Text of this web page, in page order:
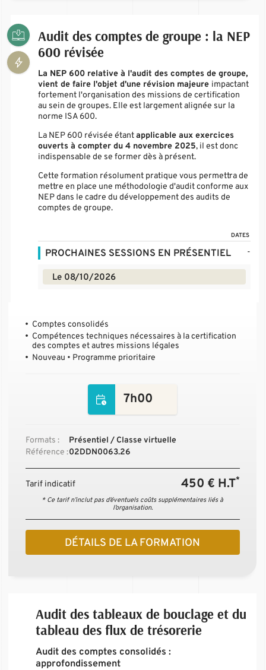
Audit des comptes de groupe : la NEP
600 révisée
La NEP 600 relative à l'audit des comptes de groupe,
vient de faire l'objet d'une révision majeure impactant
fortement l'organisation des missions de certification
au sein de groupes. Elle est largement alignée sur la
norme ISA 600.
La NEP 600 révisée étantapplicable aux exercices
ouverts à compter du 4 novembre 2025, il est donc
indispensable de se former dès à présent.
Cette formation résolument pratique vous permettra de
mettre en place une méthodologie d'audit conforme aux
NEP dans le cadre du développement des audits de
comptes de groupe.
DATES
PROCHAINES SESSIONS EN PRÉSENTIEL -
Le 08/10/2026
Comptes consolidés
Compétences techniques nécessaires à la certification
des comptes et autres missions légales
Nouveau • Programme prioritaire
7h00
Formats :
Présentiel / Classe virtuelle
Référence :02DDN0063.26
Tarif indicatif 450 € H.T*
* Ce tarif n’inclut pas d’éventuels coûts supplémentaires liés à
l’organisation.
DÉTAILS DE LA FORMATION
Audit des tableaux de bouclage et du
tableau des flux de trésorerie
Audit des comptes consolidés :
approfondissement